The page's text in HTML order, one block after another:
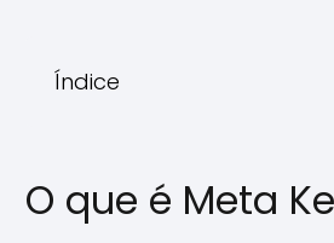
Índice
O que é Meta